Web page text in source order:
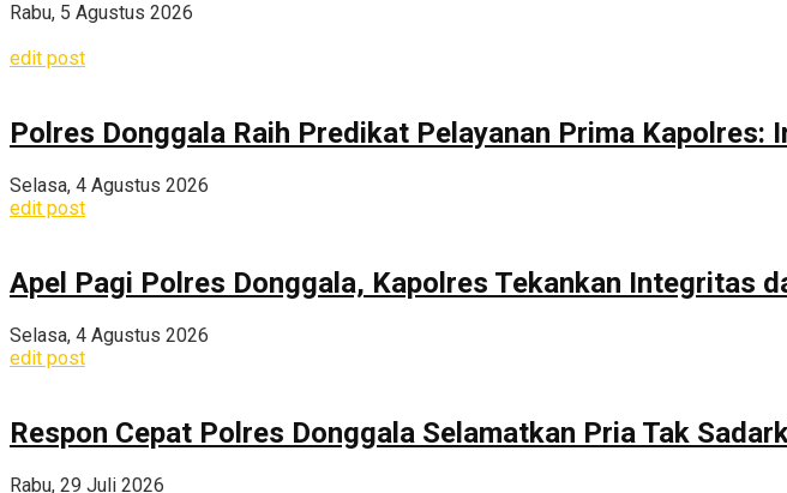
Rabu, 5 Agustus 2026
edit post
Polres Donggala Raih Predikat Pelayanan Prima
Selasa, 4 Agustus 2026
edit post
Apel Pagi Polres Donggala, Kapolres Tekankan Integritas
Selasa, 4 Agustus 2026
edit post
Respon Cepat Polres Donggala Selamatkan Pria Tak
Rabu, 29 Juli 2026